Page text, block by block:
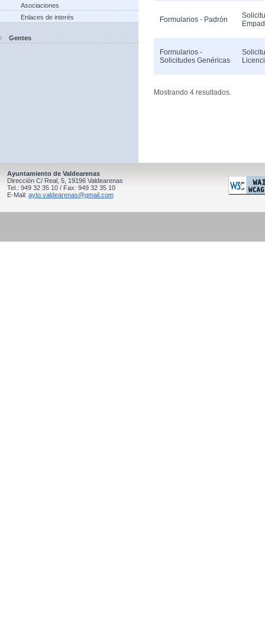
Asociaciones
Enlaces de interés
Gentes
Formularios - Padrón
Formularios -
Solicitudes Genéricas
Mostrando 4 resultados.
Ayuntamiento de Valdearenas
Dirección C/ Real, 5, 19196 Valdearenas
Tel.: 949 32 35 10 / Fax: 949 32 35 10
E-Mail: ayto.valdearenas@gmail.com